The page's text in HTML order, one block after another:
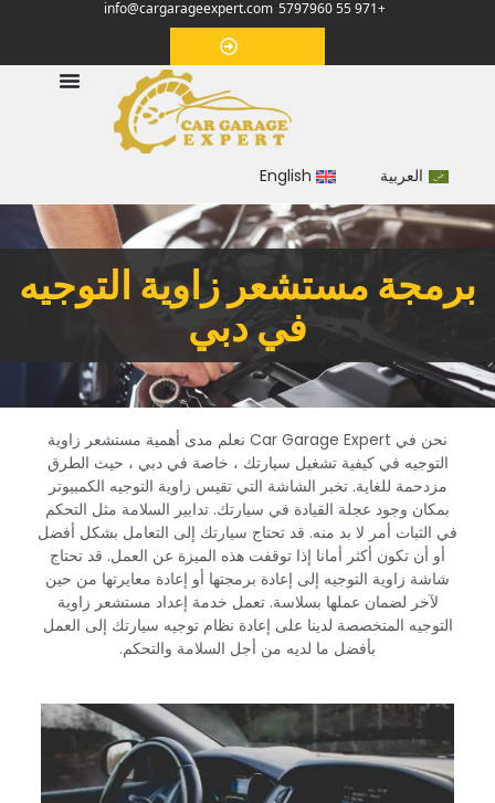
+971 55 5797960
info@cargarageexpert.com
‏موعد‏
العربية English
‏برمجة مستشعر زاوية التوجيه
في دبي‏
‏نحن في Car Garage Expert نعلم مدى أهمية مستشعر زاوية
التوجيه في كيفية تشغيل سيارتك ، خاصة في دبي ، حيث الطرق
مزدحمة للغاية. تخبر الشاشة التي تقيس زاوية التوجيه الكمبيوتر
بمكان وجود عجلة القيادة في سيارتك. تدابير السلامة مثل التحكم
في الثبات أمر لا بد منه. قد تحتاج سيارتك إلى التعامل بشكل أفضل
أو أن تكون أكثر أمانا إذا توقفت هذه الميزة عن العمل. قد تحتاج
شاشة زاوية التوجيه إلى إعادة برمجتها أو إعادة معايرتها من حين
لآخر لضمان عملها بسلاسة. تعمل خدمة إعداد مستشعر زاوية
التوجيه المتخصصة لدينا على إعادة نظام توجيه سيارتك إلى العمل
بأفضل ما لديه من أجل السلامة والتحكم.‏